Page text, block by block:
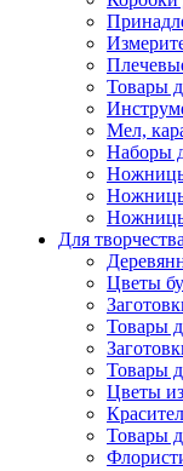
Товары
Мел,
Наборы
Для творчества
Цветы
Товары
Товары
Цветы
Товары